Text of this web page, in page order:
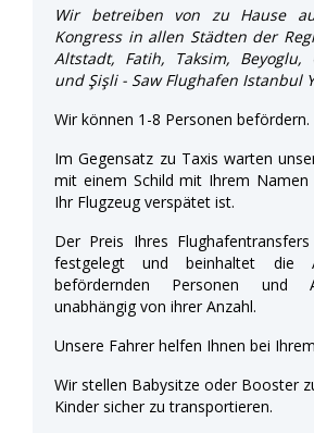
Wir betreiben von zu Hause
Kongress in allen Städten der
Altstadt, Fatih, Taksim, Beyoglu,
und Şişli - Saw Flughafen Istanbul
Wir können 1-8 Personen befördern.
Im Gegensatz zu Taxis warten
mit einem Schild mit Ihrem Namen
Ihr Flugzeug verspätet ist.
Der Preis Ihres
festgelegt und beinhaltet die
befördernden Personen und
unabhängig von ihrer Anzahl.
Unsere Fahrer helfen Ihnen bei
Wir stellen Babysitze oder Booster
Kinder sicher zu transportieren.